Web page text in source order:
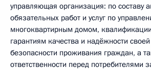
управляющая организация: по составу
обязательных работ и услуг по
многоквартирным домом,
гарантиям качества и надёжности
безопасности проживания граждан, а
ответственности перед потребителями